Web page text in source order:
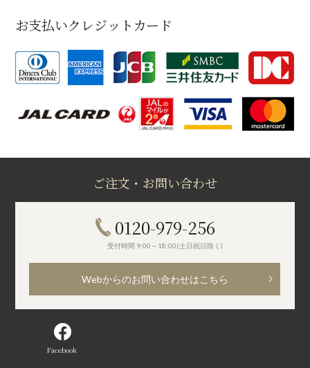
お支払いクレジットカード
ご注文・お問い合わせ
0120-979-256
受付時間 9:00～18:00(土日祝日除く)
Webからのお問い合わせはこちら
Facebook